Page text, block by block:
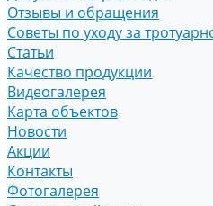
Отзывы и обращения
Советы по уходу за
Статьи
Качество продукции
Видеогалерея
Карта объектов
Новости
Акции
Контакты
Фотогалерея